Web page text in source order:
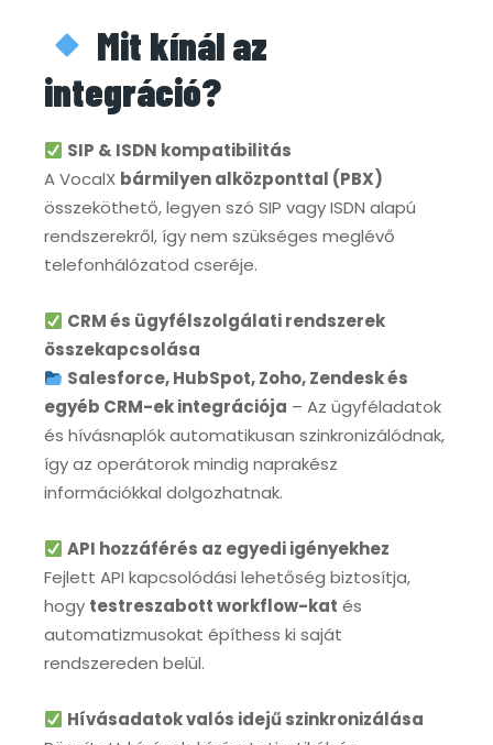
Mit kínál az
integráció?
SIP & ISDN kompatibilitás
A VocalX bármilyen alközponttal (PBX)
összeköthető, legyen szó SIP vagy ISDN alapú
rendszerekről, így nem szükséges meglévő
telefonhálózatod cseréje.
CRM és ügyfélszolgálati rendszerek
összekapcsolása
Salesforce, HubSpot, Zoho, Zendesk és
egyéb CRM-ek integrációja – Az ügyféladatok
és hívásnaplók automatikusan szinkronizálódnak,
így az operátorok mindig naprakész
információkkal dolgozhatnak.
API hozzáférés az egyedi igényekhez
Fejlett API kapcsolódási lehetőség biztosítja,
hogy testreszabott workflow-kat és
automatizmusokat építhess ki saját
rendszereden belül.
Hívásadatok valós idejű szinkronizálása